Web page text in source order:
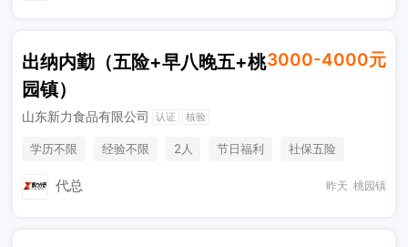
出纳内勤（五险+早八晚五+桃
园镇）
3000-4000元
山东新力食品有限公司 认证 核验
学历不限 经验不限 2人 节日福利
社保五险
代总 昨天 桃园镇